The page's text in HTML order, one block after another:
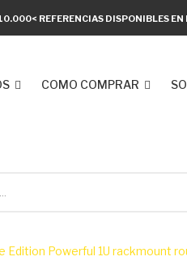
REFERENCIAS DISPONIBLES
COMO COMPRAR
Edition Powerful 1U rackmount